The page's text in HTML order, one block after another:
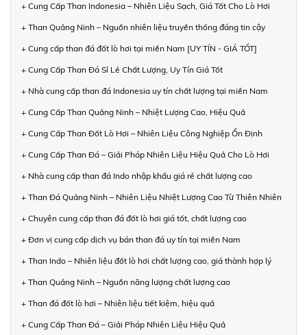
+ Cung Cấp Than Indonesia – Nhiên Liệu Sạch, Giá Tốt Cho Lò Hơi
+ Than Quảng Ninh – Nguồn nhiên liệu truyền thống đáng tin cậy
+ Cung cấp than đá đốt lò hơi tại miền Nam [UY TÍN - GIÁ TỐT]
+ Cung Cấp Than Đá Sỉ Lẻ Chất Lượng, Uy Tín Giá Tốt
+ Nhà cung cấp than đá Indonesia uy tín chất lượng tại miền Nam
+ Cung Cấp Than Quảng Ninh – Nhiệt Lượng Cao, Hiệu Quả
+ Cung Cấp Than Đốt Lò Hơi – Nhiên Liệu Công Nghiệp Ổn Định
+ Cung Cấp Than Đá – Giải Pháp Nhiên Liệu Hiệu Quả Cho Lò Hơi
+ Nhà cung cấp than đá Indo nhập khẩu giá rẻ chất lượng cao
+ Than Đá Quảng Ninh – Nhiên Liệu Nhiệt Lượng Cao Từ Thiên Nhiên
+ Chuyên cung cấp than đá đốt lò hơi giá tốt, chất lượng cao
+ Đơn vị cung cấp dịch vụ bán than đá uy tín tại miền Nam
+ Than Indo – Nhiên liệu đốt lò hơi chất lượng cao, giá thành hợp lý
+ Than Quảng Ninh – Nguồn năng lượng chất lượng cao
+ Than đá đốt lò hơi – Nhiên liệu tiết kiệm, hiệu quả
+ Cung Cấp Than Đá – Giải Pháp Nhiên Liệu Hiệu Quả